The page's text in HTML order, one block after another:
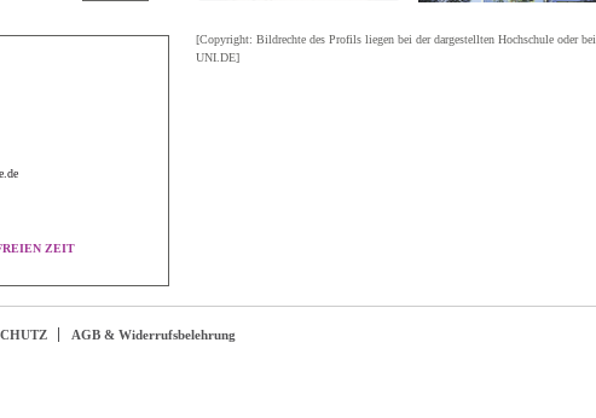
ZEIT
[Copyright: Bildrechte des Profils liegen bei der dargestellten Hochschule oder bei
UNI.DE]
AGB & Widerrufsbelehrung